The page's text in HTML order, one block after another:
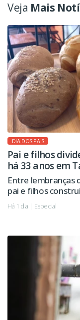
Veja Mais
DIA DOS PAIS
Pai e filhos
há 33 anos em
Entre lembranças
pai e filhos
estende à
Há 1 dia | Especial